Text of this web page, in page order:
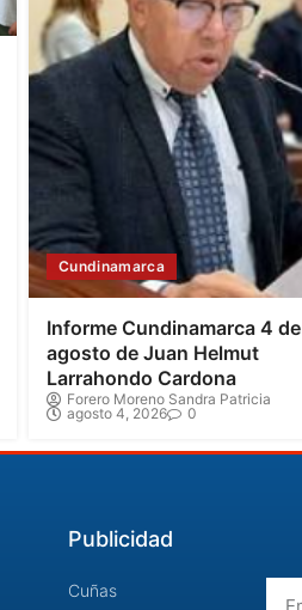
Cundinamarca
Informe Cundinamarca 4 de
agosto de Juan Helmut
Larrahondo Cardona
Forero Moreno Sandra Patricia
agosto 4, 2026
0
Publicidad
Cuñas